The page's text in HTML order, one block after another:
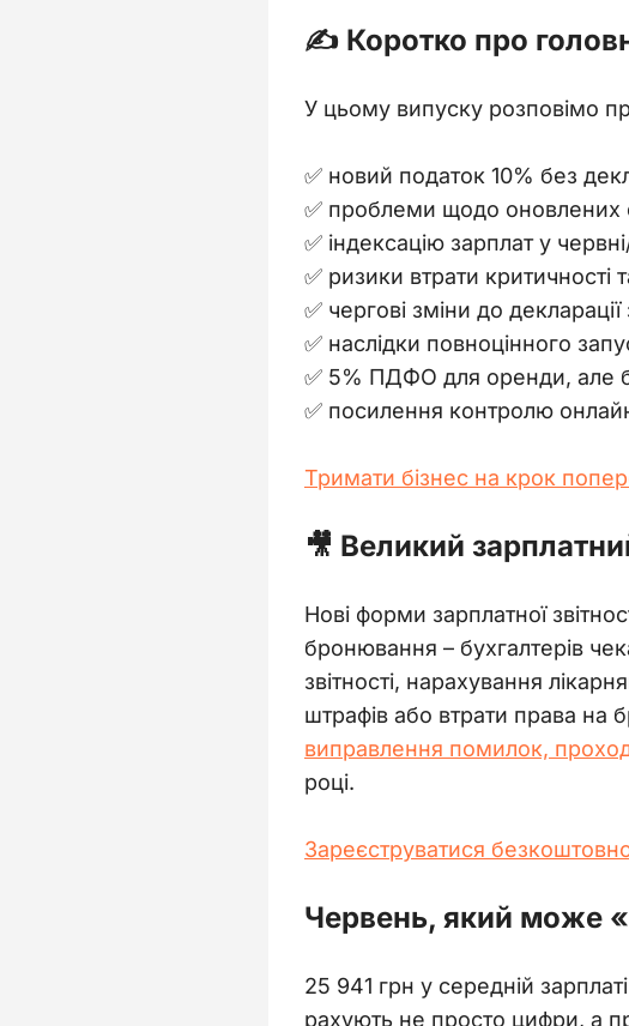
✍️ Коротко про
У цьому випуску розповімо
✅ новий податок 10% без
✅ проблеми щодо оновлених
✅ індексацію зарплат у
✅ ризики втрати
✅ чергові зміни до
✅ наслідки повноцінного
✅ 5% ПДФО для оренди, але
✅ посилення контролю
Тримати бізнес на крок
🎥 Великий
Нові форми зарплатної
бронювання – бухгалтерів
звітності, нарахування
штрафів або втрати права на
виправлення помилок,
році.
Зареєструватися
Червень, який може
25 941 грн у середній
рахують не просто цифри, а